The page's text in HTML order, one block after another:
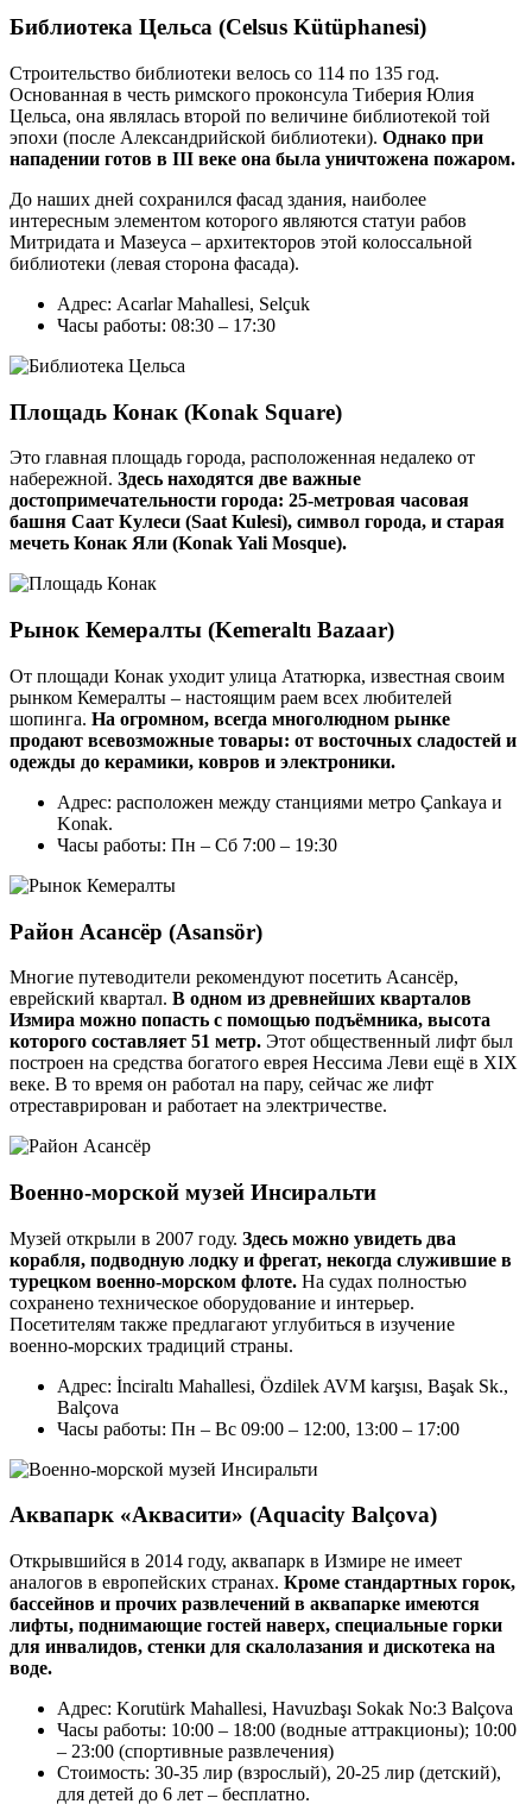
Библиотека Цельса (Celsus Kütüphanesi)
Строительство библиотеки велось со 114 по 135 год.
Основанная в честь римского проконсула Тиберия Юлия
Цельса, она являлась второй по величине библиотекой той
эпохи (после Александрийской библиотеки). Однако при
нападении готов в III веке она была уничтожена пожаром.
До наших дней сохранился фасад здания, наиболее
интересным элементом которого являются статуи рабов
Митридата и Мазеуса – архитекторов этой колоссальной
библиотеки (левая сторона фасада).
Адрес: Acarlar Mahallesi, Selçuk
Часы работы: 08:30 – 17:30
Площадь Конак (Konak Square)
Это главная площадь города, расположенная недалеко от
набережной. Здесь находятся две важные
достопримечательности города: 25-метровая часовая
башня Саат Кулеси (Saat Kulesi), символ города, и старая
мечеть Конак Яли (Konak Yali Mosque).
Рынок Кемералты (Kemeraltı Bazaar)
От площади Конак уходит улица Ататюрка, известная своим
рынком Кемералты – настоящим раем всех любителей
шопинга. На огромном, всегда многолюдном рынке
продают всевозможные товары: от восточных сладостей и
одежды до керамики, ковров и электроники.
Адрес: расположен между станциями метро Çankaya и
Konak.
Часы работы: Пн – Сб 7:00 – 19:30
Район Асансёр (Asansӧr)
Многие путеводители рекомендуют посетить Асансёр,
еврейский квартал. В одном из древнейших кварталов
Измира можно попасть с помощью подъёмника, высота
которого составляет 51 метр. Этот общественный лифт был
построен на средства богатого еврея Нессима Леви ещё в XIX
веке. В то время он работал на пару, сейчас же лифт
отреставрирован и работает на электричестве.
Военно-морской музей Инсиральти
Музей открыли в 2007 году. Здесь можно увидеть два
корабля, подводную лодку и фрегат, некогда служившие в
турецком военно-морском флоте. На судах полностью
сохранено техническое оборудование и интерьер.
Посетителям также предлагают углубиться в изучение
военно-морских традиций страны.
Адрес: İnciraltı Mahallesi, Özdilek AVM karşısı, Başak Sk.,
Balçova
Часы работы: Пн – Вс 09:00 – 12:00, 13:00 – 17:00
Аквапарк «Аквасити» (Aquacity Balçova)
Открывшийся в 2014 году, аквапарк в Измире не имеет
аналогов в европейских странах. Кроме стандартных горок,
бассейнов и прочих развлечений в аквапарке имеются
лифты, поднимающие гостей наверх, специальные горки
для инвалидов, стенки для скалолазания и дискотека на
воде.
Адрес: Korutürk Mahallesi, Havuzbaşı Sokak No:3 Balçova
Часы работы: 10:00 – 18:00 (водные аттракционы); 10:00
– 23:00 (спортивные развлечения)
Стоимость: 30-35 лир (взрослый), 20-25 лир (детский),
для детей до 6 лет – бесплатно.